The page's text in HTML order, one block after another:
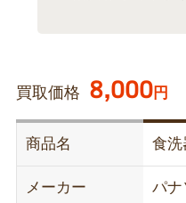
買取価格 8,000円
商品名 食洗
メーカー パナ